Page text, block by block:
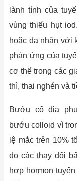
lành tính của
vùng thiếu hụt
hoặc đa nhân với
phản ứng của
cơ thể trong các
thì, thai nghén và
Bướu cổ địa
bướu colloid vì
lệ mắc trên 10%
do các thay đổi
hợp hormon